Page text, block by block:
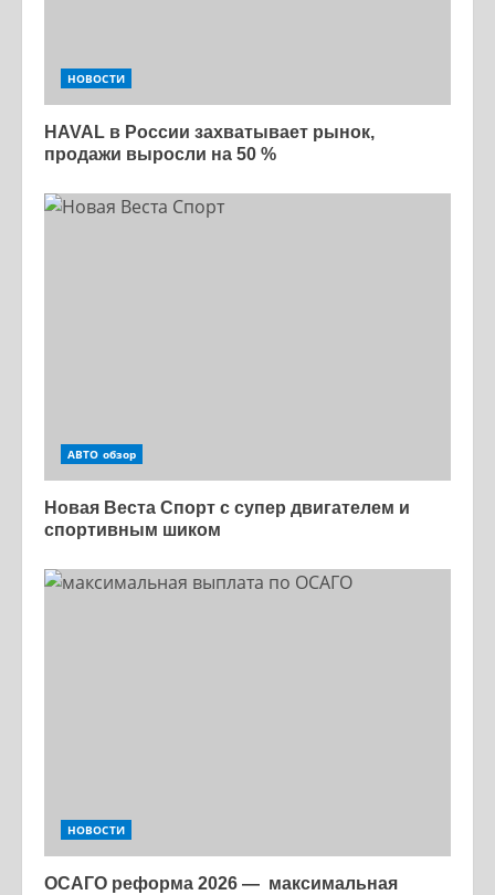
НОВОСТИ
HAVAL в России захватывает рынок,
продажи выросли на 50 %
АВТО обзор
Новая Веста Спорт с супер двигателем и
спортивным шиком
НОВОСТИ
ОСАГО реформа 2026 — максимальная